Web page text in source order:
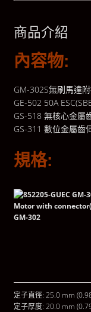
商品介紹
內容物:
GM-302S無刷馬達
GE-502 50A
GS-518 無核心金屬
GS-311 數位金屬齒
規格:
GM-302
定子直徑: 25.0 mm
定子厚度: 20.0 mm